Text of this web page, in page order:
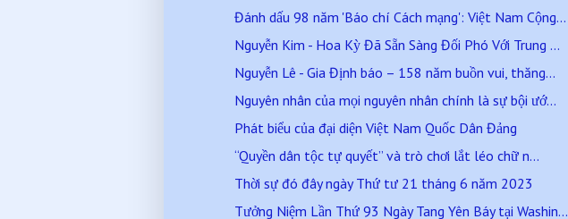
Đánh dấu 98 năm 'Báo chí Cách mạng': Việt Nam Cộng...
Nguyễn Kim - Hoa Kỳ Đã Sẵn Sàng Đối Phó Với Trung ...
Nguyễn Lê - Gia Định báo – 158 năm buồn vui, thăng...
Nguyên nhân của mọi nguyên nhân chính là sự bội ướ...
Phát biểu của đại diện Việt Nam Quốc Dân Đảng
“Quyền dân tộc tự quyết” và trò chơi lắt léo chữ n...
Thời sự đó đây ngày Thứ tư 21 tháng 6 năm 2023
Tưởng Niệm Lần Thứ 93 Ngày Tang Yên Báy tại Washin...